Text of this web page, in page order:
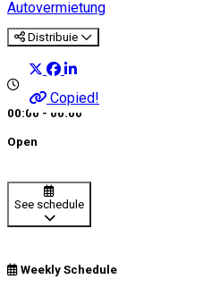
Autovermietung
Distribuie
Copied!
00:00 - 00:00
Open
See schedule
Weekly Schedule